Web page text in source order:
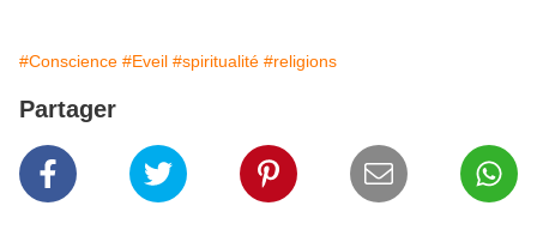
#Conscience #Eveil #spiritualité #religions
Partager